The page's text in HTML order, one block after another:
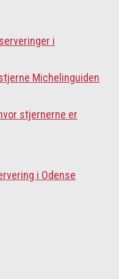
i
stjernerne er
i Odense